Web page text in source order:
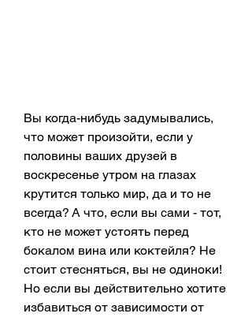
Вы когда-нибудь задумывались,
что может произойти, если у
половины ваших друзей в
воскресенье утром на глазах
крутится только мир, да и то не
всегда? А что, если вы сами - тот,
кто не может устоять перед
бокалом вина или коктейля? Не
стоит стесняться, вы не одиноки!
Но если вы действительно хотите
избавиться от зависимости от